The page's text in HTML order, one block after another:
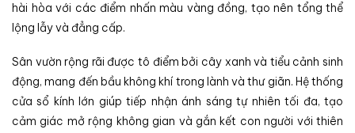
hài hòa với các điểm nhấn màu vàng đồng, tạo nên tổng thể
lộng lẫy và đẳng cấp.
Sân vườn rộng rãi được tô điểm bởi cây xanh và tiểu cảnh sinh
động, mang đến bầu không khí trong lành và thư giãn. Hệ thống
cửa sổ kính lớn giúp tiếp nhận ánh sáng tự nhiên tối đa, tạo
cảm giác mở rộng không gian và gắn kết con người với thiên